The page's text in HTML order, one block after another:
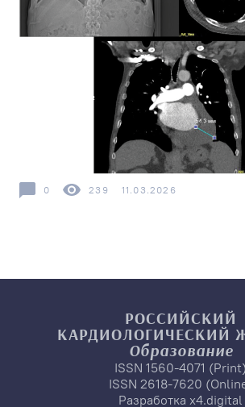
0 239 11.03.2026
РОССИЙСКИЙ
КАРДИОЛОГИЧЕСКИЙ
Образование
ISSN 1560-4071 (Print)
ISSN 2618-7620
Разработка x4.digital